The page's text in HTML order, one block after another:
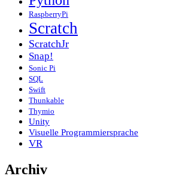
RaspberryPi
Scratch
ScratchJr
Snap!
Sonic Pi
SQL
Swift
Thunkable
Thymio
Unity
Visuelle Programmiersprache
VR
Archiv